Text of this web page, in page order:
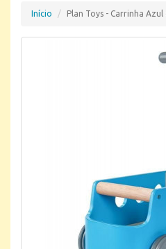
Início Plan Toys - Carrinha